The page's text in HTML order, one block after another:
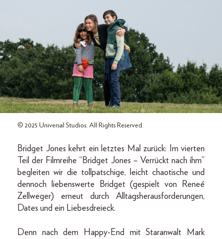
© 2025 Universal Studios. All Rights Reserved.
Bridget Jones kehrt ein letztes Mal zurück: Im vierten
Teil der Filmreihe “Bridget Jones – Verrückt nach ihm”
begleiten wir die tollpatschige, leicht chaotische und
dennoch liebenswerte Bridget (gespielt von Reneé
Zellweger) erneut durch Alltagsherausforderungen,
Dates und ein Liebesdreieck.
Denn nach dem Happy-End mit Staranwalt Mark